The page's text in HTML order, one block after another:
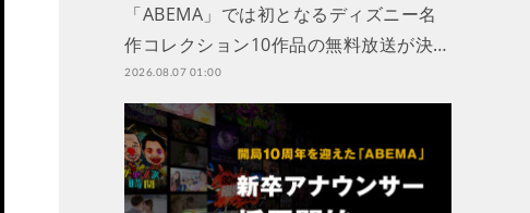
「ABEMA」では初となるディズニー名
作コレクション10作品の無料放送が決…
2026.08.07 01:00